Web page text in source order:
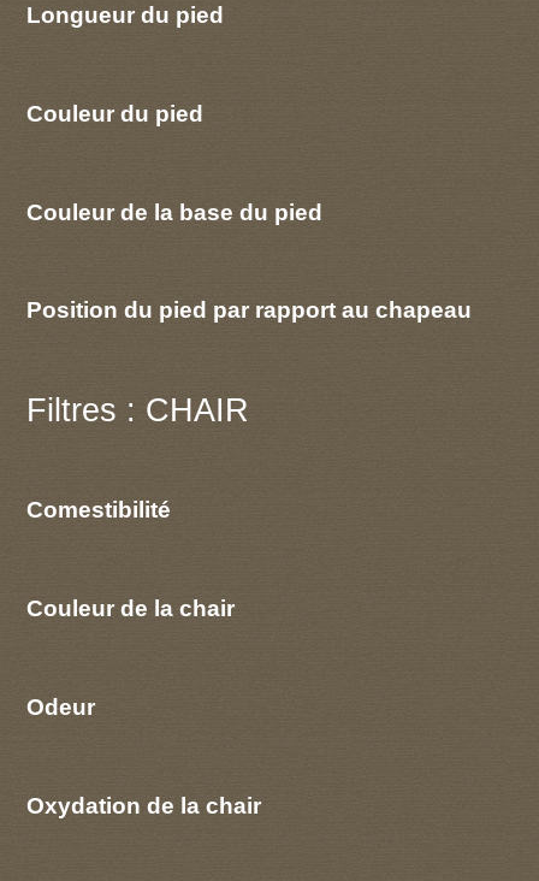
Longueur du pied
Couleur du pied
Couleur de la base du pied
Position du pied par rapport au chapeau
Filtres : CHAIR
Comestibilité
Couleur de la chair
Odeur
Oxydation de la chair